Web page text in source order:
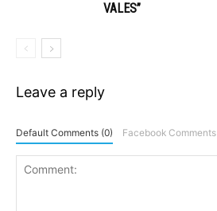
VALES”
Leave a reply
Default Comments (0) Facebook Comments